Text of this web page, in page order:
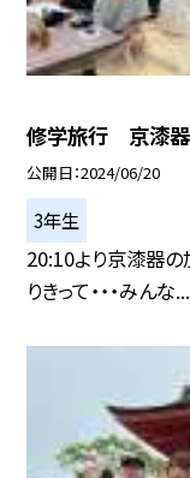
修学旅行 京漆
公開日 2024/06/20
3年生
20:10より京漆器の
りきって・・・みんな...